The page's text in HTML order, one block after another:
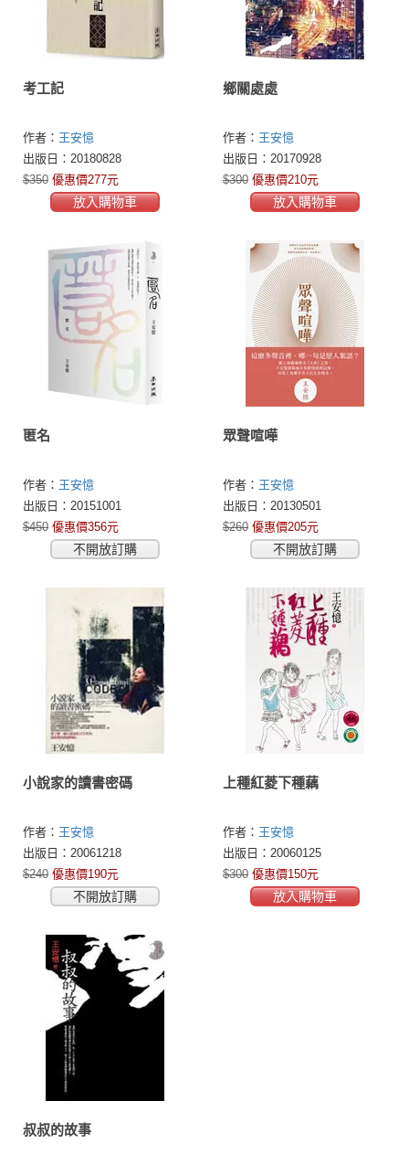
考工記
作者： 王安憶
出版日：20180828
$350 優惠價277元
放入購物車
鄉關處處
作者： 王安憶
出版日：20170928
$300 優惠價210元
放入購物車
匿名
作者： 王安憶
出版日：20151001
$450 優惠價356元
不開放訂購
眾聲喧嘩
作者： 王安憶
出版日：20130501
$260 優惠價205元
不開放訂購
小說家的讀書密碼
作者： 王安憶
出版日：20061218
$240 優惠價190元
不開放訂購
上種紅菱下種藕
作者： 王安憶
出版日：20060125
$300 優惠價150元
放入購物車
叔叔的故事